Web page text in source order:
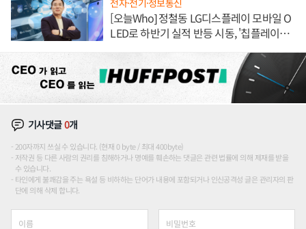
[오늘Who] 정철동 LG디스플레이 모바일 O
LED로 하반기 실적 반등 시동, '칩플레이
기사댓글0개
200자까지 쓰실 수 있습니다. (현재 0 byte / 최대 400byte)
저작권 등 다른 사람의 권리를 침해하거나 명예를 훼손하는 댓글은 관련 법률에 의해 제재를 받을
수 있습니다.
타인에게 불쾌감을 주는 욕설 등 비하하는 단어가 내용에 포함되거나 인신공격성 글은 관리자의 판
단에 의해 삭제 합니다.